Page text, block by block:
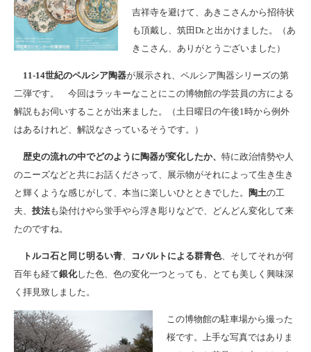
吉祥寺を避けて、あきこさんから招待状
も頂戴し、筑田Dr.と出かけました。（あ
きこさん、ありがとうございました）
11-14世紀のペルシア陶器が展示され、ペルシア陶器シリーズの第
二弾です。 今回はラッキーなことにこの博物館の学芸員の方による
解説もお伺いすることが出来ました。（土日曜日の午後1時から例外
はあるけれど、解説なさっているそうです。）
歴史の流れの中でどのように陶器が変化したか、 特に政治情勢や人
のニーズなどと共にお話くださって、展示物がそれによって生き生き
と輝くような感じがして、本当に楽しいひとときでした。
陶土の工
夫、 技法も染付けやら蛍手やら浮き彫りなどで、どんどん変化して来
たのですね。
トルコ石と同じ明るい青、 コバルトによる群青色、そしてそれが何
百年も経て銀化した色、色の変化一つとっても、とても美しく興味深
く拝見致しました。
この博物館の駐車場から撮った
桜です。上手な写真ではありま